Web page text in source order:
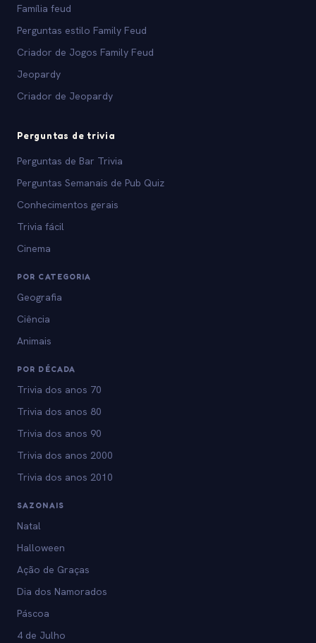
Família feud
Perguntas estilo Family Feud
Criador de Jogos Family Feud
Jeopardy
Criador de Jeopardy
Perguntas de trivia
Perguntas de Bar Trivia
Perguntas Semanais de Pub Quiz
Conhecimentos gerais
Trivia fácil
Cinema
POR CATEGORIA
Geografia
Ciência
Animais
POR DÉCADA
Trivia dos anos 70
Trivia dos anos 80
Trivia dos anos 90
Trivia dos anos 2000
Trivia dos anos 2010
SAZONAIS
Natal
Halloween
Ação de Graças
Dia dos Namorados
Páscoa
4 de Julho